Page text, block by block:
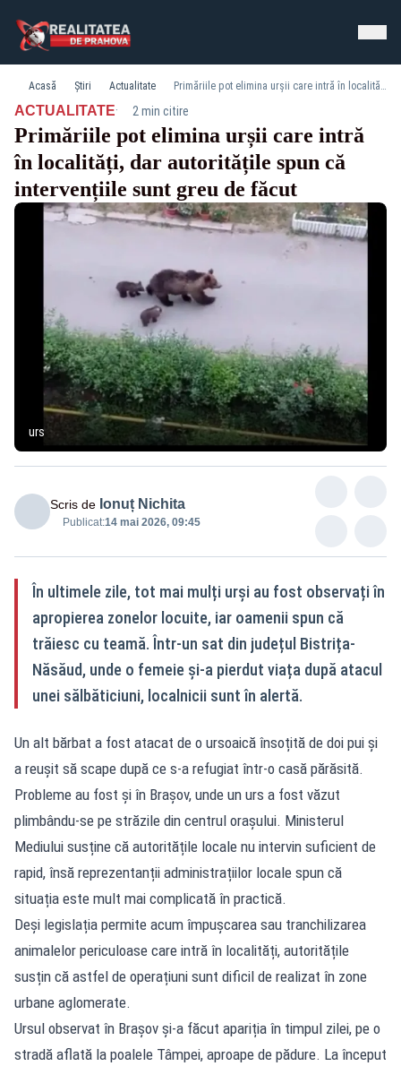
Acasă Știri Actualitate Primăriile pot elimina urșii care intră în localități, dar autoritățile spun că intervențiile sunt greu de făcut
ACTUALITATE· 2 min citire
Primăriile pot elimina urșii care intră
în localități, dar autoritățile spun că
intervențiile sunt greu de făcut
urs
Scris de Ionuț Nichita
Publicat:14 mai 2026, 09:45
În ultimele zile, tot mai mulți urși au fost observați în
apropierea zonelor locuite, iar oamenii spun că
trăiesc cu teamă. Într-un sat din județul Bistrița-
Năsăud, unde o femeie și-a pierdut viața după atacul
unei sălbăticiuni, localnicii sunt în alertă.
Un alt bărbat a fost atacat de o ursoaică însoțită de doi pui și
a reușit să scape după ce s-a refugiat într-o casă părăsită.
Probleme au fost și în Brașov, unde un urs a fost văzut
plimbându-se pe străzile din centrul orașului. Ministerul
Mediului susține că autoritățile locale nu intervin suficient de
rapid, însă reprezentanții administrațiilor locale spun că
situația este mult mai complicată în practică.
Deși legislația permite acum împușcarea sau tranchilizarea
animalelor periculoase care intră în localități, autoritățile
susțin că astfel de operațiuni sunt dificil de realizat în zone
urbane aglomerate.
Ursul observat în Brașov și-a făcut apariția în timpul zilei, pe o
stradă aflată la poalele Tâmpei, aproape de pădure. La început